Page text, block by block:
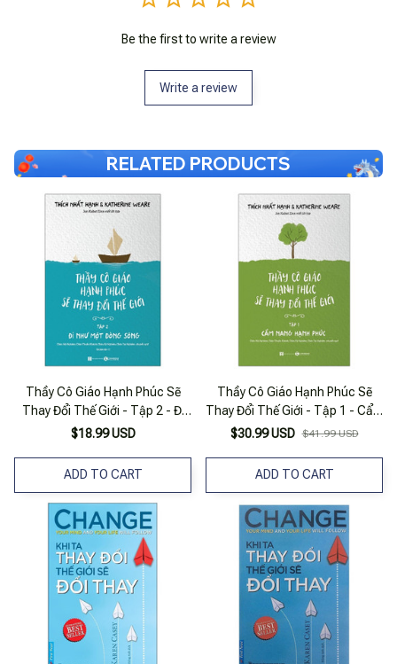
Be the first to write a review
Write a review
RELATED PRODUCTS
Thầy Cô Giáo Hạnh Phúc Sẽ
Thay Đổi Thế Giới - Tập 2 - Đi
Như Một Dòng Sông (tái Bản
$18.99 USD
ADD TO CART
Thầy Cô Giáo Hạnh Phúc Sẽ
Thay Đổi Thế Giới - Tập 1 - Cẩm
Nang Hạnh Phúc (Tái Bản 2025)
$30.99 USD $41.99 USD
ADD TO CART